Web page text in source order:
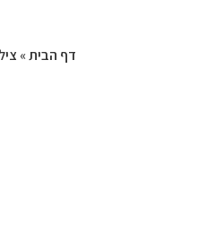
דף הבית»